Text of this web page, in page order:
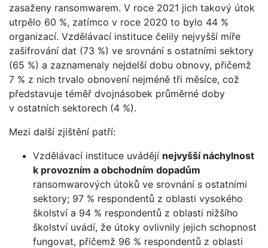
zasaženy ransomwarem. V roce 2021 jich takový útok
utrpělo 60 %, zatímco v roce 2020 to bylo 44 %
organizací. Vzdělávací instituce čelily nejvyšší míře
zašifrování dat (73 %) ve srovnání s ostatními sektory
(65 %) a zaznamenaly nejdelší dobu obnovy, přičemž
7 % z nich trvalo obnovení nejméně tři měsíce, což
představuje téměř dvojnásobek průměrné doby
v ostatních sektorech (4 %).
Mezi další zjištění patří:
Vzdělávací instituce uvádějí nejvyšší náchylnost
k provozním a obchodním dopadům
ransomwarových útoků ve srovnání s ostatními
sektory; 97 % respondentů z oblasti vysokého
školství a 94 % respondentů z oblasti nižšího
školství uvádí, že útoky ovlivnily jejich schopnost
fungovat, přičemž 96 % respondentů z oblasti